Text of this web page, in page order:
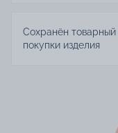
Сохранён
покупки изделия